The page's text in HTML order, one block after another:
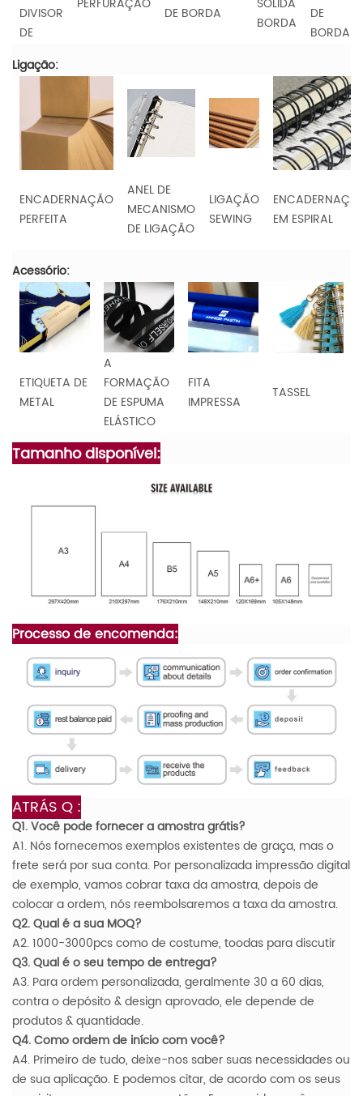
DIVISOR
DE
DE BORDA
BORDA
DE
BORDA
Ligação:
ENCADERNAÇÃO
PERFEITA
ANEL DE
MECANISMO
DE LIGAÇÃO
LIGAÇÃO
SEWING
EM ESPIRAL
Acessório:
ETIQUETA DE
METAL
A
FORMAÇÃO
DE ESPUMA
ELÁSTICO
FITA
IMPRESSA
TASSEL
Tamanho disponível:
Processo de encomenda:
ATRÁS Q :
Q1. Você pode fornecer a amostra grátis?
A1. Nós fornecemos exemplos existentes de graça, mas o
frete será por sua conta. Por personalizada impressão digital
de exemplo, vamos cobrar taxa da amostra, depois de
colocar a ordem, nós reembolsaremos a taxa da amostra.
Q2. Qual é a sua MOQ?
A2. 1000-3000pcs como de costume, toodas para discutir
Q3. Qual é o seu tempo de entrega?
A3. Para ordem personalizada, geralmente 30 a 60 dias,
contra o depósito & design aprovado, ele depende de
produtos & quantidade.
Q4. Como ordem de início com você?
A4. Primeiro de tudo, deixe-nos saber suas necessidades ou
de sua aplicação. E podemos citar, de acordo com os seus